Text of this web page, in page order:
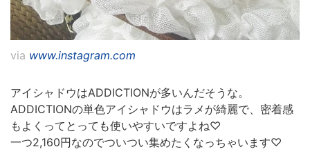
via www.instagram.com
アイシャドウはADDICTIONが多いんだそうな。
ADDICTIONの単色アイシャドウはラメが綺麗で、密着感
もよくってとっても使いやすいですよね♡
一つ2,160円なのでついつい集めたくなっちゃいます♡